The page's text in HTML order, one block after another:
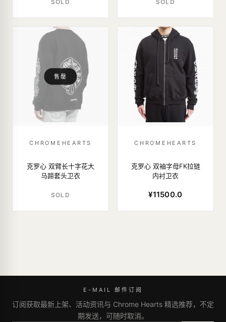
SOLD SOLD
售罄
CHROMEHEARTS
克罗心 双臂长十字花大
马蹄套头卫衣
SOLD
CHROMEHEARTS
克罗心 双袖字母FK拉链
内衬卫衣
¥11500.0
E-MAIL 邮件订阅
订阅获取最新上架、活动资讯与 Chrome Hearts 精选推荐，不定
期发送，可随时取消。